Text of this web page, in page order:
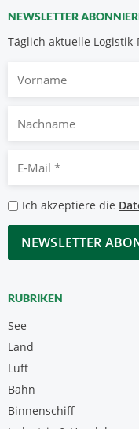
NEWSLETTER
Täglich aktuelle
Nachname
Mail
*
*
Ich akzeptiere die
CAPTCHA
RUBRIKEN
See
Land
Luft
Bahn
Binnenschiff